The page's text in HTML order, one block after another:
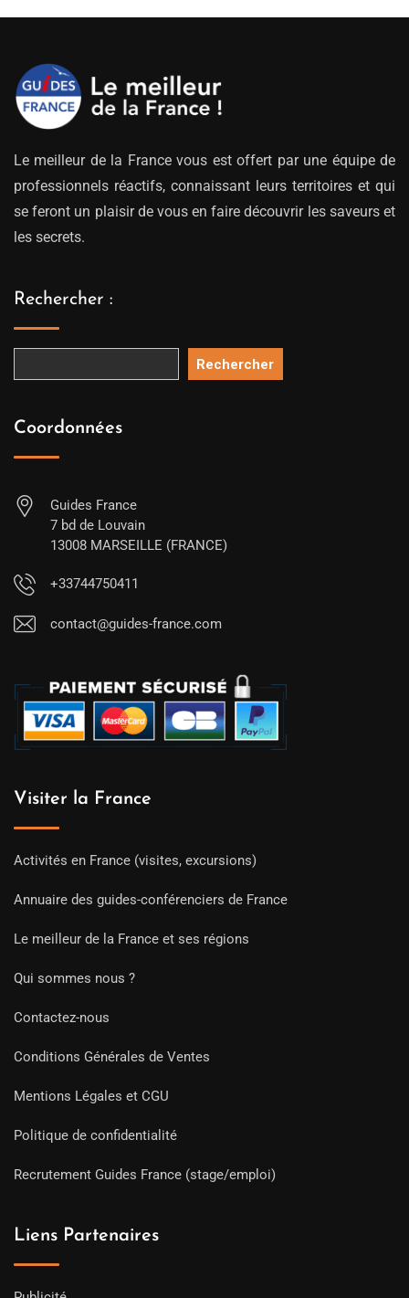
Le meilleur de la France vous est offert par une équipe de
professionnels réactifs, connaissant leurs territoires et qui
se feront un plaisir de vous en faire découvrir les saveurs et
les secrets.
Rechercher :
Rechercher
Coordonnées
Guides France
7 bd de Louvain
13008 MARSEILLE (FRANCE)
+33744750411
contact@guides-france.com
Visiter la France
Activités en France (visites, excursions)
Annuaire des guides-conférenciers de France
Le meilleur de la France et ses régions
Qui sommes nous ?
Contactez-nous
Conditions Générales de Ventes
Mentions Légales et CGU
Politique de confidentialité
Recrutement Guides France (stage/emploi)
Liens Partenaires